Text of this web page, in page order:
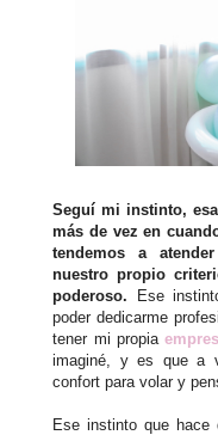
Seguí mi instinto,
más de vez en
tendemos a
nuestro propio
poderoso. Ese
poder dedicarme
tener mi propia
imaginé, y es que a
confort para volar y
Ese instinto que